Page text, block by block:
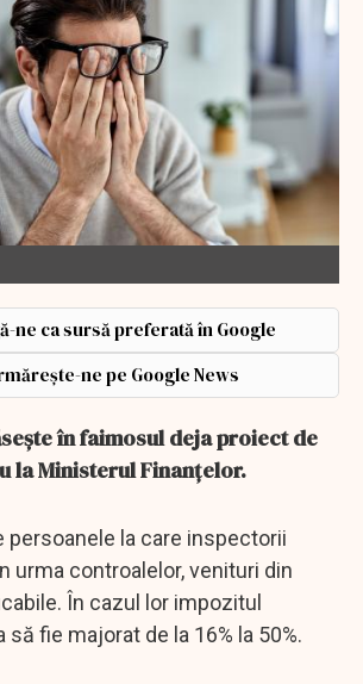
ne ca sursă preferată în Google
ne pe Google News
în faimosul deja proiect de
la Ministerul Finanțelor.
persoanele la care inspectorii
urma controalelor, venituri din
În cazul lor impozitul
să fie majorat de la 16% la 50%.